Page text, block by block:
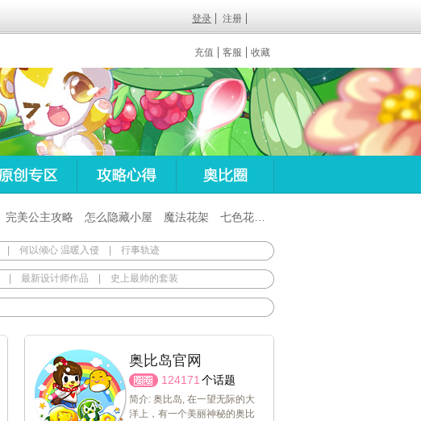
登录 注册
充值 客服 收藏
完美公主攻略 怎么隐藏小屋 魔法花架 七色花在哪
何以倾心 温暖入侵 行事轨迹
最新设计师作品 史上最帅的套装
奥比岛官网
124171 个话题
简介: 奥比岛, 在一望无际的大
洋上，有一个美丽神秘的奥比